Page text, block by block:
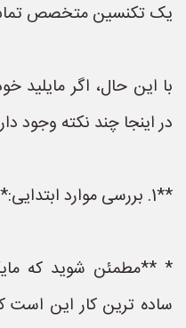
یک تکنسین متخصص تماس
با این حال، اگر مایلید
در اینجا چند نکته وجود
**1. بررسی موارد ابتدایی:**
* **مطمئن شوید که
ساده ترین کار این است